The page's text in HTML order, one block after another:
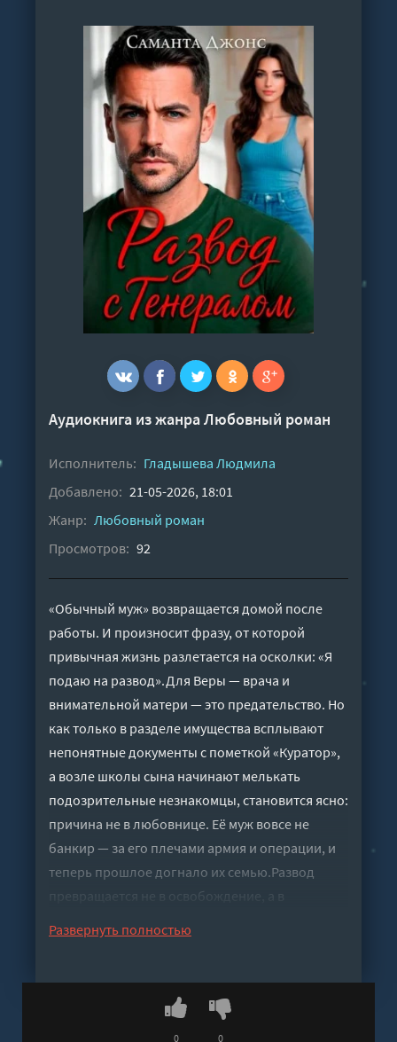
АУДИОКНИГЕ
Аудиокнига из жанраЛюбовный роман
Исполнитель: Гладышева Людмила
Добавлено: 21-05-2026, 18:01
Жанр: Любовный роман
Просмотров: 92
«Обычный муж» возвращается домой после
работы. И произносит фразу, от которой
привычная жизнь разлетается на осколки: «Я
подаю на развод».Для Веры — врача и
внимательной матери — это предательство. Но
как только в разделе имущества всплывают
непонятные документы с пометкой «Куратор»,
а возле школы сына начинают мелькать
подозрительные незнакомцы, становится ясно:
причина не в любовнице. Её муж вовсе не
банкир — за его плечами армия и операции, и
теперь прошлое догнало их семью.Развод
превращается не в освобождение, а в
точно не из тех, кто будет ждать, пока её спасут.
буквально прижать мужа к полу и перевязать
Развернуть полностью
0 0